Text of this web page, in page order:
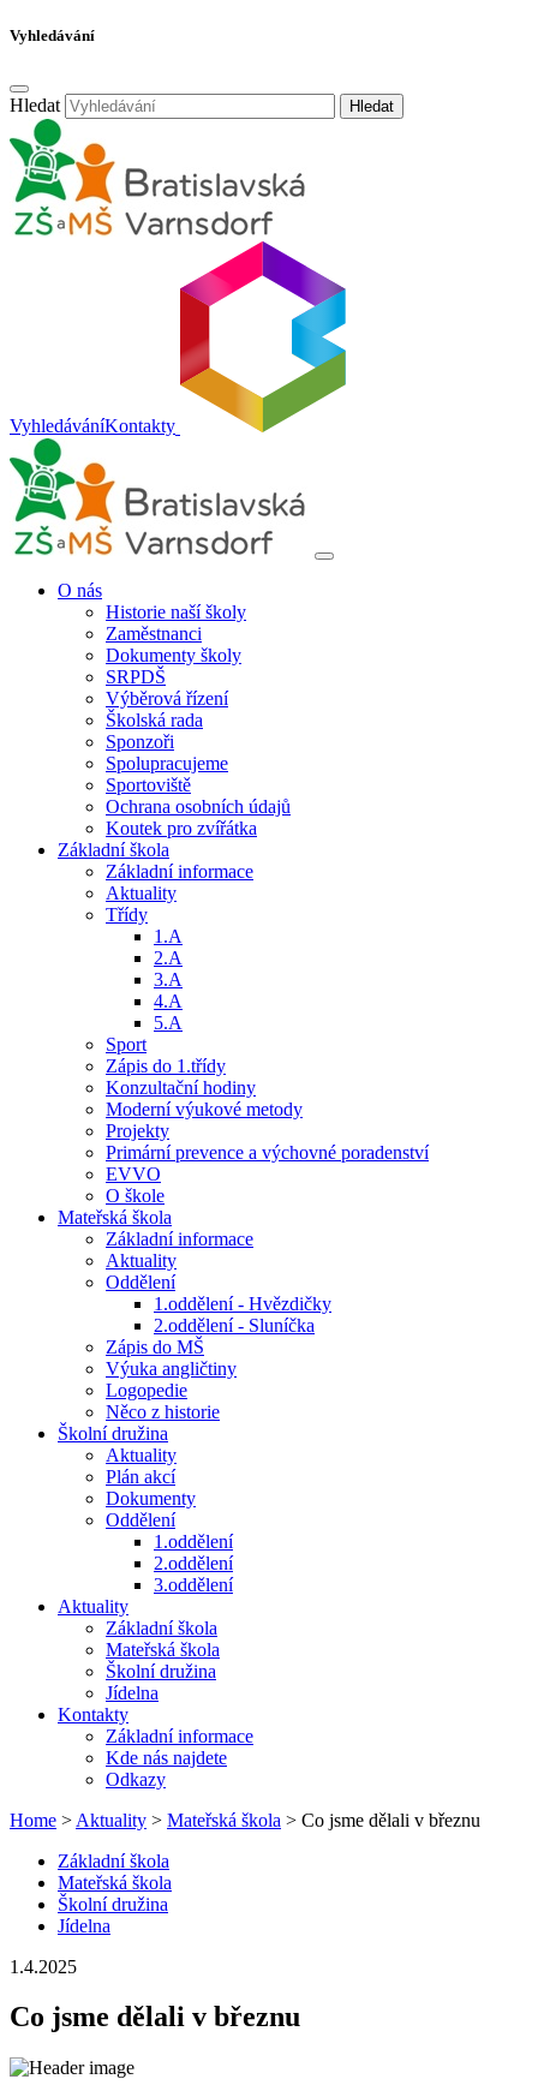
Vyhledávání
Hledat Hledat
VyhledáváníKontakty
O nás
Historie naší školy
Zaměstnanci
Dokumenty školy
SRPDŠ
Výběrová řízení
Školská rada
Sponzoři
Spolupracujeme
Sportoviště
Ochrana osobních údajů
Koutek pro zvířátka
Základní škola
Základní informace
Aktuality
Třídy
1.A
2.A
3.A
4.A
5.A
Sport
Zápis do 1.třídy
Konzultační hodiny
Moderní výukové metody
Projekty
Primární prevence a výchovné poradenství
EVVO
O škole
Mateřská škola
Základní informace
Aktuality
Oddělení
1.oddělení - Hvězdičky
2.oddělení - Sluníčka
Zápis do MŠ
Výuka angličtiny
Logopedie
Něco z historie
Školní družina
Aktuality
Plán akcí
Dokumenty
Oddělení
1.oddělení
2.oddělení
3.oddělení
Aktuality
Základní škola
Mateřská škola
Školní družina
Jídelna
Kontakty
Základní informace
Kde nás najdete
Odkazy
Home > Aktuality > Mateřská škola > Co jsme dělali v březnu
Základní škola
Mateřská škola
Školní družina
Jídelna
1.4.2025
Co jsme dělali v březnu